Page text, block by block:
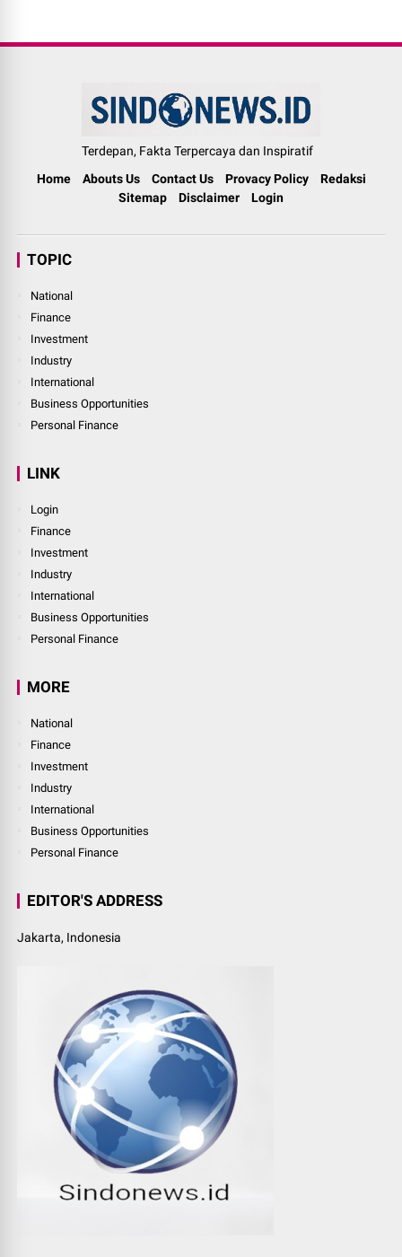
Terdepan, Fakta Terpercaya dan Inspiratif
Home
Abouts Us Contact Us Provacy Policy
Redaksi
Sitemap
Disclaimer Login
TOPIC
National
Finance
Investment
Industry
International
Business Opportunities
Personal Finance
LINK
Login
Finance
Investment
Industry
International
Business Opportunities
Personal Finance
MORE
National
Finance
Investment
Industry
International
Business Opportunities
Personal Finance
EDITOR'S ADDRESS
Jakarta, Indonesia